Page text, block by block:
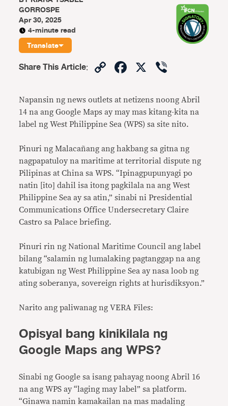
GORROSPE
Apr 30, 2025
4-minute read
Translate
Share This Article: CopyFacebook
X
Napansin ng news outlets at netizens noong Abril
14 na ang Google Maps ay may mas kitang-kita na
label ng West Philippine Sea (WPS) sa site nito.
Pinuri ng Malacañang ang hakbang sa gitna ng
nagpapatuloy na maritime at territorial dispute ng
Pilipinas at China sa WPS. “Ipinagpupunyagi po
natin [ito] dahil isa itong pagkilala na ang West
Philippine Sea ay sa atin,” sinabi ni Presidential
Communications Office Undersecretary Claire
Castro sa Palace briefing.
Pinuri rin ng National Maritime Council ang label
bilang “salamin ng lumalaking pagtanggap na ang
katubigan ng West Philippine Sea ay nasa loob ng
ating soberanya, sovereign rights at hurisdiksyon.”
Narito ang paliwanag ng VERA Files:
Opisyal bang kinikilala ng
Google Maps ang WPS?
Sinabi ng Google sa isang pahayag noong Abril 16
na ang WPS ay “laging may label” sa platform.
“Ginawa namin kamakailan na mas madaling